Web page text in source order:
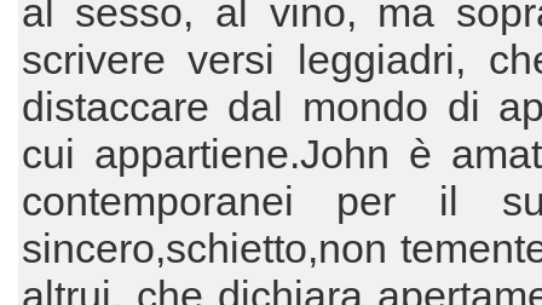
al sesso, al vino, ma
scrivere versi leggiadri,
distaccare dal mondo di
cui appartiene.John è
contemporanei per il
sincero,schietto,non
altrui, che dichiara